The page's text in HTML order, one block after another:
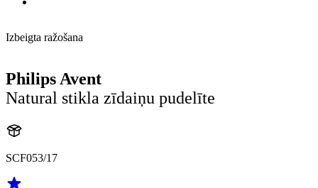
Izbeigta ražošana
Philips Avent
Natural stikla zīdaiņu pudelīte
SCF053/17